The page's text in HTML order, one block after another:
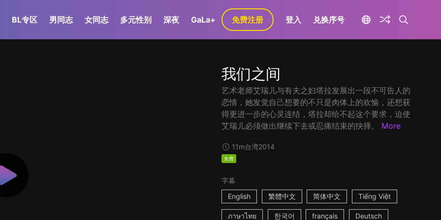
BL专区 男同志 女同志 多元性别 深夜 GaLa+ 免费注册 登入 兑换序号
我们之间
艺术老师艾瑞儿与有夫之妇塔拉发展出一段不可告人的
恋情，她发觉自己想要的不只是肉体上的欢愉，还想获
得更进一步的心灵连结，塔拉却给不起这个要求，迫使
艾瑞儿必须做出继续下去或忍痛结束的抉择。
More
11m台湾2014
免费
字幕
English
繁體中文 简体中文 Tiếng Việt
ภาษาไทย 한국어 français Deutsch